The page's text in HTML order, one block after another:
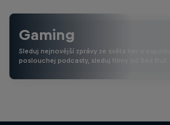
Gaming
Sleduj nejnovější zprávy ze světa her a esportu,
poslouchej podcasty, sleduj filmy od Red Bull …